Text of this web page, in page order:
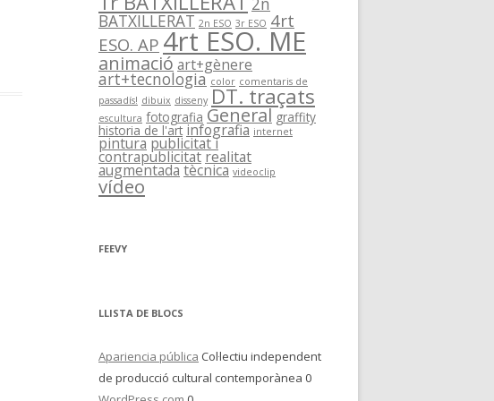
BATXILLERAT 2n ESO 3r ESO 4rt
ESO. AP 4rt ESO. ME
animació art+gènere
art+tecnologia color comentaris de
passadís! dibuix disseny DT. traçats
escultura fotografia General graffity
historia de l'art infografia internet
pinturapublicitat i
contrapublicitatrealitat
augmentadatècnica videoclip
vídeo
FEEVY
LLISTA DE BLOCS
Apariencia pública Col·lectiu independent
de producció cultural contemporànea 0